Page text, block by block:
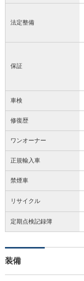
法定整備
保証
車検
修復歴
ワンオーナー
正規輸入車
禁煙車
リサイクル
定期点検記録簿
装備